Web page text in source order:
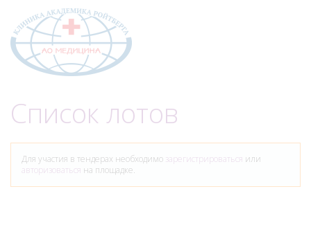
Список лотов
Для участия в тендерах необходимо зарегистрироваться или
авторизоваться на площадке.